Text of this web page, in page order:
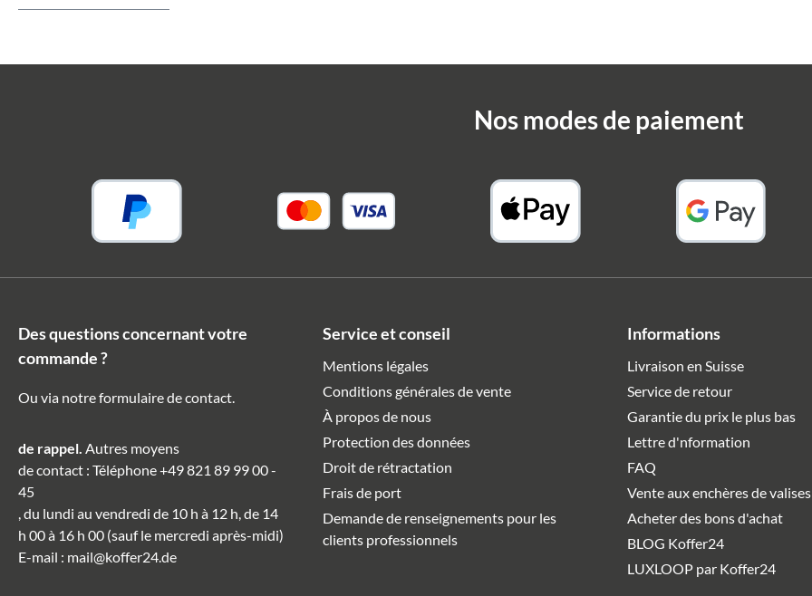
Nos modes de paiement
Des questions concernant votre
commande ?
Ou via notre formulaire de contact.
de rappel. Autres moyens
de contact : Téléphone+49 821 89 99 00 -
45
, du lundi au vendredi de 10 h à 12 h, de 14
h 00 à 16 h 00 (sauf le mercredi après-midi)
E-mail : mail@koffer24.de
Service et conseil
Mentions légales
Conditions générales de vente
À propos de nous
Protection des données
Droit de rétractation
Frais de port
Demande de renseignements pour les
clients professionnels
Informations
Livraison en Suisse
Service de retour
Garantie du prix le plus bas
Lettre d'nformation
FAQ
Vente aux enchères de valises
Acheter des bons d'achat
BLOG Koffer24
LUXLOOP par Koffer24